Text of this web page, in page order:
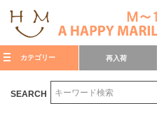
カテゴリー 再入荷
SEARCH